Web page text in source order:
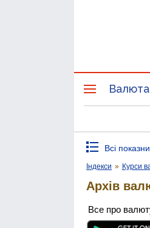
Валюта
Всі
Індекси » Курси
Архів
Все про